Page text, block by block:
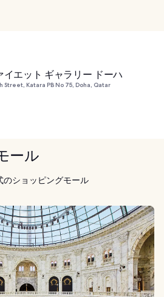
イエット ギャラリー ドーハ
Street, Katara PB No 75, Doha, Qatar
ール
のショッピングモール